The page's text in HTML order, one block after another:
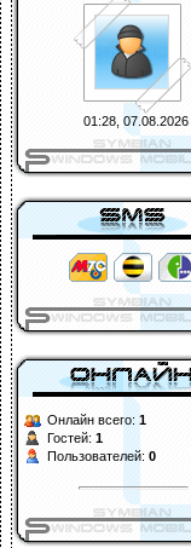
01:28, 07.08.2026
Онлайн всего: 1
Гостей: 1
Пользователей: 0